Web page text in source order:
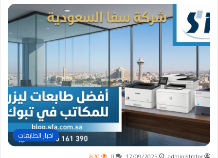
احبار الطابعات